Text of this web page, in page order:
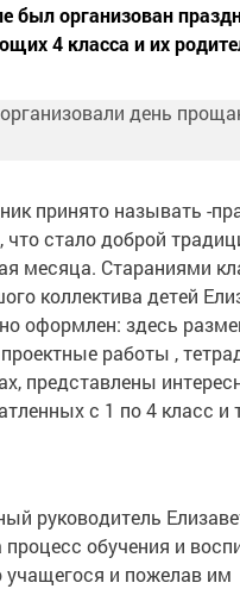
был организован
4 класса и их
принято называть -
стало доброй
месяца. Стараниями
коллектива детей
оформлен: здесь
работы ,
представлены
с 1 по 4 класс и
руководитель
обучения и
учащегося и пожелав им